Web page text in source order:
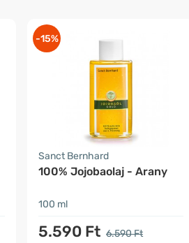
-15%
Sanct Bernhard
100% Jojobaolaj - Arany
100 ml
5.590 Ft 6.590 Ft